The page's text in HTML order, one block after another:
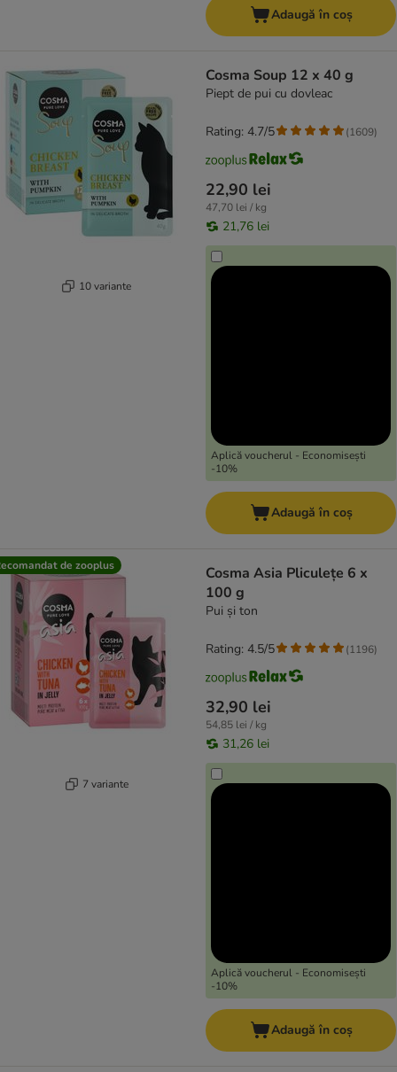
Adaugă în coș
10 variante
Cosma Soup 12 x 40 g
Piept de pui cu dovleac
22,90 lei
47,70 lei / kg
21,76 lei
Aplică voucherul - Economisești
-10%
Rating: 4.7/5 (1609)
Adaugă în coș
de zooplus
7 variante
Cosma Asia Pliculețe 6 x
100 g
Pui și ton
32,90 lei
54,85 lei / kg
31,26 lei
Aplică voucherul - Economisești
-10%
Rating: 4.5/5 (1196)
Adaugă în coș